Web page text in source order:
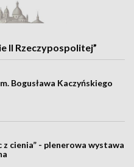
II Rzeczypospolitej”
Bogusława Kaczyńskiego
z cienia” - plenerowa wystawa